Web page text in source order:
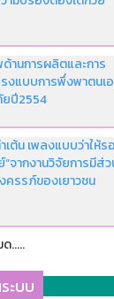
นการผลิตและการ
งแบบการพึ่งพาตนเ
ยปี2554
ต้น เพลงแบบว่าให้รอ
จากงานวิจัยการมีส่
ครรภ์ของเยาวชน
.....
ะบบ